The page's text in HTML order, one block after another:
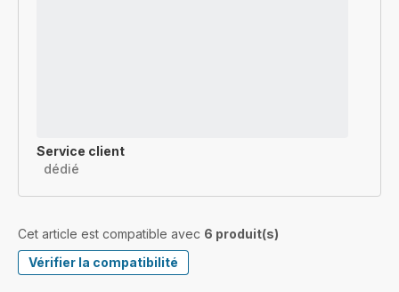
Service client
dédié
Cet article est compatible avec 6 produit(s)
Vérifier la compatibilité